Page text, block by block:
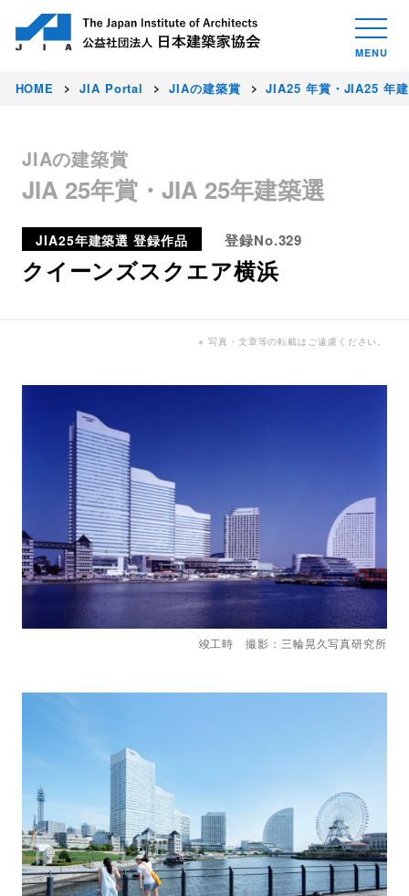
HOME JIA Portal JIAの建築賞 JIA25 年賞・JIA25 年
JIAの建築賞
JIA 25年賞・JIA 25年建築選
JIA25年建築選 登録作品 登録No.329
クイーンズスクエア横浜
※ 写真・文章等の転載はご遠慮ください。
竣工時 撮影：三輪晃久写真研究所